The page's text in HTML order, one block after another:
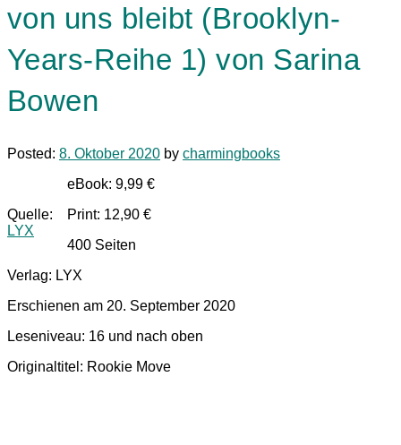
von uns bleibt (Brooklyn-
Years-Reihe 1) von Sarina
Bowen
Posted: 8. Oktober 2020 by charmingbooks
Quelle:
LYX
eBook: 9,99 €
Print: 12,90 €
400 Seiten
Verlag: LYX
Erschienen am 20. September 2020
Leseniveau: 16 und nach oben
Originaltitel: Rookie Move